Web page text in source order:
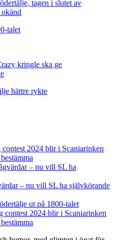
talet
bättre rykte
2024 blir i Scaniarinken
– nu vill SL ha
– nu vill SL ha självkörande
ut på 1800-talet
contest 2024 blir i Scaniarinken